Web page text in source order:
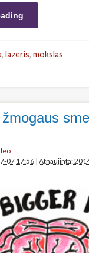
, lazeris, mokslas
07 17:56 | Atnaujinta: